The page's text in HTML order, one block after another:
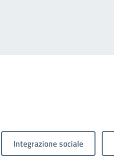
Integrazione sociale